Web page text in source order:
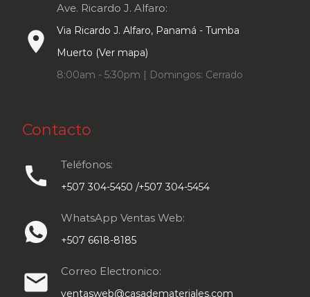
place
Ave. Ricardo J. Alfaro:
Via Ricardo J. Alfaro, Panamá - Tumba
Muerto (Ver mapa)
8:00am - 5:30pm | Domingos: Cerrado
Contacto
call Teléfonos:
+507 304-5450 /+507 304-5454
WhatsApp Ventas Web:
+507 6618-8185
email Correo Electronico:
ventasweb@casademateriales.com